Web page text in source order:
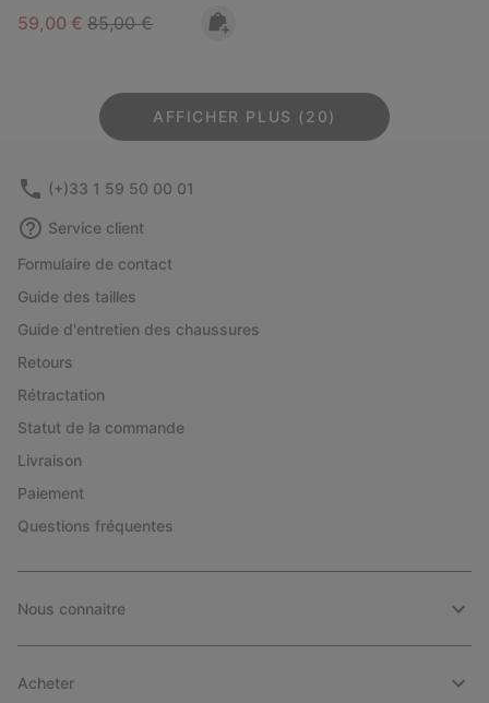
Sale price:
59,00 € Regular price:
85,00 €
AFFICHER PLUS (20)
(+)33 1 59 50 00 01
Service client
Formulaire de contact
Guide des tailles
Guide d'entretien des chaussures
Retours
Rétractation
Statut de la commande
Livraison
Paiement
Questions fréquentes
Nous connaitre
Acheter